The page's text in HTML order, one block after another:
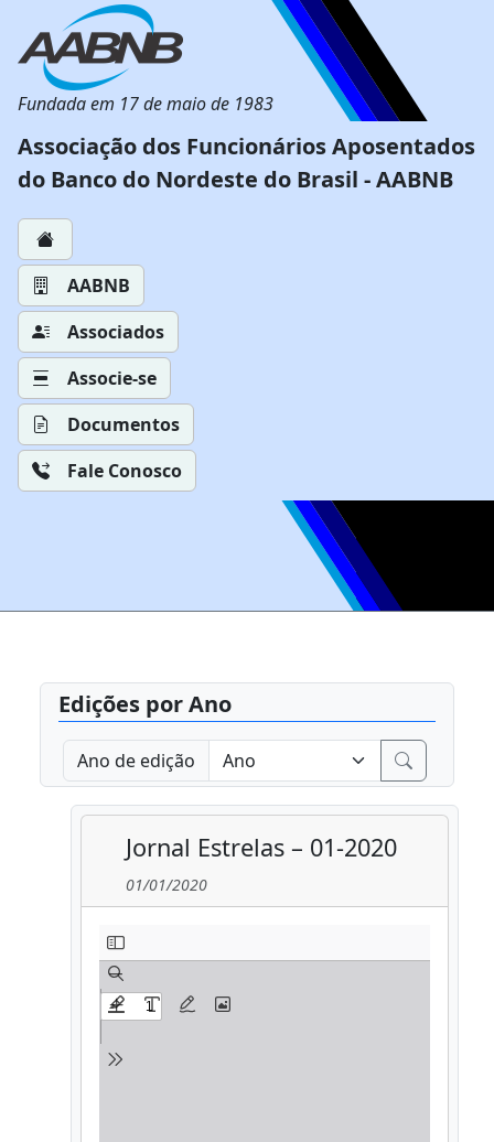
Fundada em 17 de maio de 1983
Associação dos Funcionários Aposentados
do Banco do Nordeste do Brasil - AABNB
AABNB
Associados
Associe-se
Documentos
Fale Conosco
Edições por Ano
Ano de edição
Jornal Estrelas – 01-2020
01/01/2020